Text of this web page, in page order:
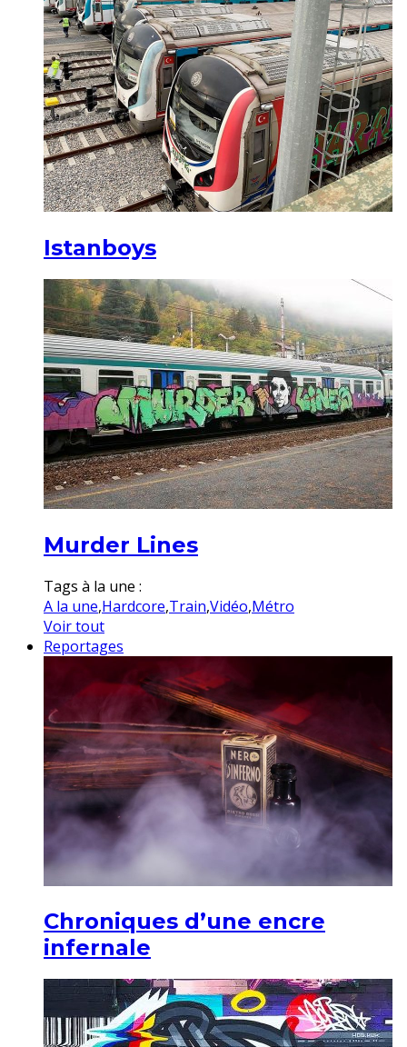
Istanboys
Murder Lines
Tags à la une :
A la une,Hardcore,Train,Vidéo,Métro
Voir tout
Reportages
Chroniques d’une encre
infernale